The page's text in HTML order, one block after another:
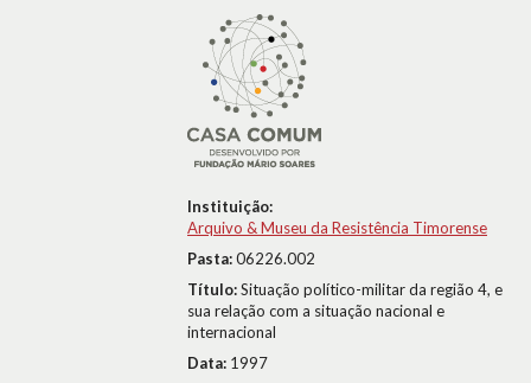
Instituição:
Arquivo & Museu da Resistência Timorense
Pasta:06226.002
Título:Situação político-militar da região 4, e
sua relação com a situação nacional e
internacional
Data: 1997